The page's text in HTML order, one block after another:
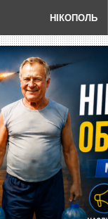
НІКОПОЛЬ